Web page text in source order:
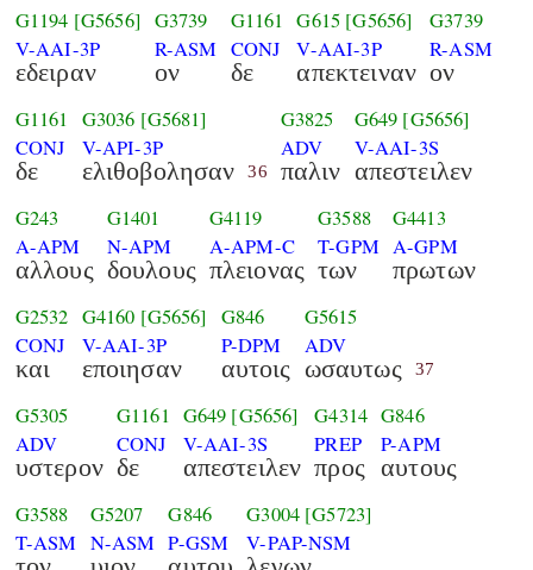
G1194 [G5656]
V-AAI-3P
εδειραν
G3739
R-ASM
ον
G1161
CONJ
δε
G615 [G5656]
V-AAI-3P
απεκτειναν
G3739
R-ASM
ον
G1161
CONJ
δε
G3036 [G5681]
V-API-3P
ελιθοβολησαν 36
G3825
ADV
παλιν
G649 [G5656]
V-AAI-3S
απεστειλεν
G243
A-APM
αλλους
G1401
N-APM
δουλους
G4119
A-APM-C
πλειονας
G3588
T-GPM
των
G4413
A-GPM
πρωτων
G2532
CONJ
και
G4160 [G5656]
V-AAI-3P
εποιησαν
G846
P-DPM
αυτοις
G5615
ADV
ωσαυτως 37
G5305
ADV
υστερον
G1161
CONJ
δε
G649 [G5656]
V-AAI-3S
απεστειλεν
G4314
PREP
προς
G846
P-APM
αυτους
G3588
T-ASM
G5207
N-ASM
G846
P-GSM
G3004 [G5723]
V-PAP-NSM